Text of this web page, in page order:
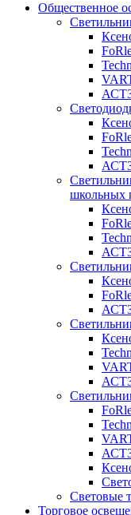
Общественное
школьных
Световые
Торговое